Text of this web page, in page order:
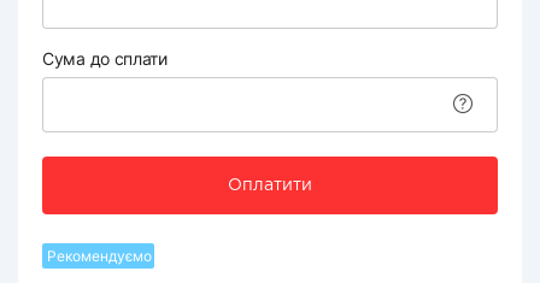
Сума до сплати
Оплатити
Рекомендуємо